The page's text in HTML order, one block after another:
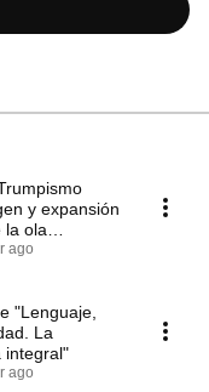
y expansión
la ola
ago
"Lenguaje,
La
integral"
ago